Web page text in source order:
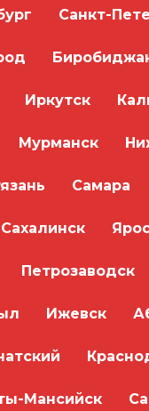
Санкт-
Иркутск
Мурманск
Самара
Петрозаводск
Ижевск
Мансийск